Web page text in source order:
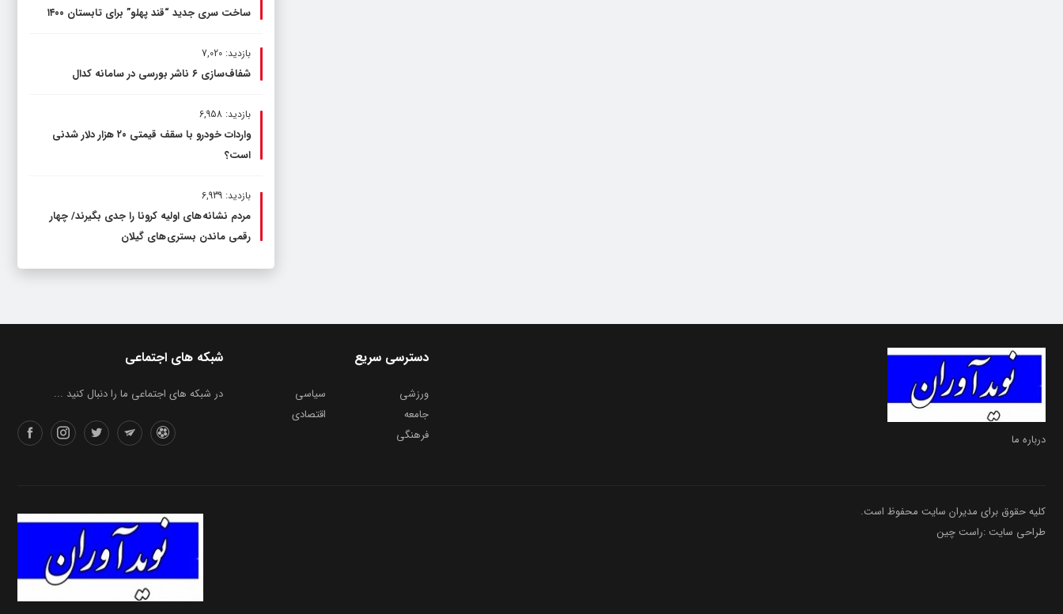
ساخت سری جدید “قند پهلو” برای تابستان ۱۴۰۰
بازدید: 7,020
شفاف‌سازی ۶ ناشر بورسی در سامانه کدال
بازدید: 6,958
واردات خودرو با سقف قیمتی ۲۰ هزار دلار شدنی
است؟
بازدید: 6,939
مردم نشانه های اولیه کرونا را جدی بگیرند/ چهار
رقمی ماندن بستری های گیلان
درباره ما
شبکه های اجتماعی
در شبکه های اجتماعی ما را دنبال کنید ...
دسترسی سریع
ورزشی
سیاسی
جامعه
اقتصادی
فرهنگی
کلیه حقوق برای مدیران سایت محفوظ است.
طراحی سایت :راست چین